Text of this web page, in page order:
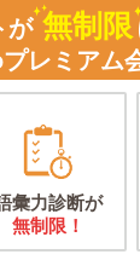
が 無制限
レミアム
彙力診断が
無制限！